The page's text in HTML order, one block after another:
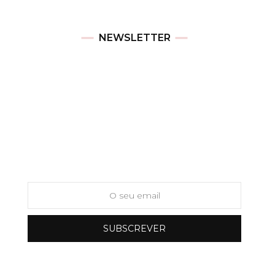
NEWSLETTER